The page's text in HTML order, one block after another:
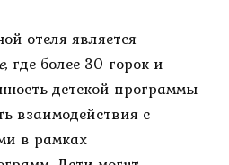
отеля является
, где более 30 горок и
детской программы
взаимодействия с
в рамках